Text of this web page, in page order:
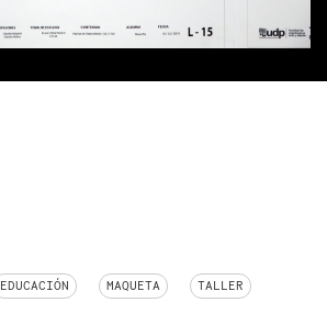
EDUCACIÓN MAQUETA TALLER